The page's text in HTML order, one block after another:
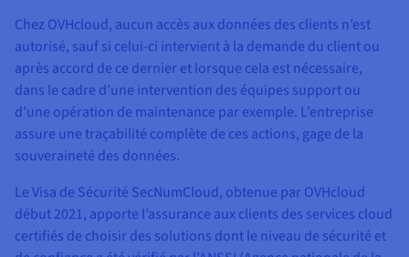
Chez OVHcloud, aucun accès aux données des clients n’est
autorisé, sauf si celui-ci intervient à la demande du client ou
après accord de ce dernier et lorsque cela est nécessaire,
dans le cadre d’une intervention des équipes support ou
d’une opération de maintenance par exemple. L’entreprise
assure une traçabilité complète de ces actions, gage de la
souveraineté des données.
Le Visa de Sécurité SecNumCloud, obtenue par OVHcloud
début 2021, apporte l’assurance aux clients des services cloud
certifiés de choisir des solutions dont le niveau de sécurité et